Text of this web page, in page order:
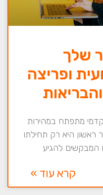
שלך
ופריצה
מתפתח במהירות
היא רק תחילתו
המבקשים להגיע
קרא עוד »